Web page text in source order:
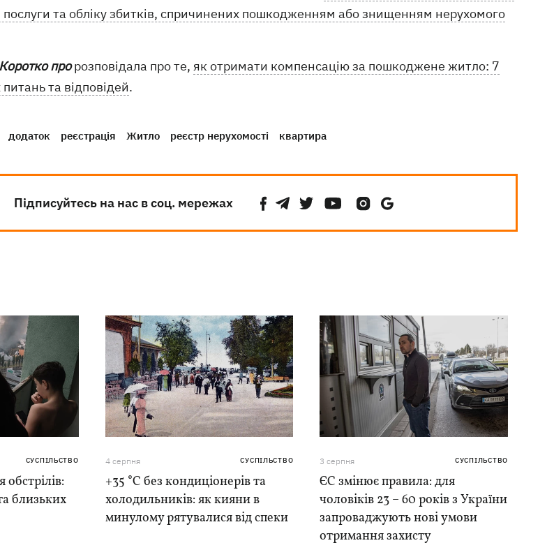
послуги та обліку збитків, спричинених пошкодженням або знищенням нерухомого
Коротко пророзповідала про те, як отримати компенсацію за пошкоджене житло: 7
та відповідей.
додаток реєстрація Житло реєстр нерухомості квартира
Підписуйтесь на нас в соц. мережах
СУСПІЛЬСТВО
обстрілів:
близьких
4 серпня СУСПІЛЬСТВО
+35 °C без кондиціонерів та
холодильників: як кияни в
минулому рятувалися від спеки
3 серпня СУСПІЛЬСТВО
ЄС змінює правила: для
чоловіків 23 – 60 років з України
запроваджують нові умови
отримання захисту